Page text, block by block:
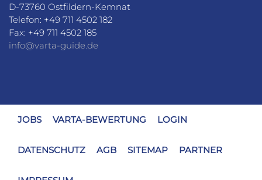
D-73760 Ostfildern-Kemnat
Telefon: +49 711 4502 182
Fax: +49 711 4502 185
info@varta-guide.de
JOBS VARTA-BEWERTUNG LOGIN
DATENSCHUTZ AGB SITEMAP PARTNER